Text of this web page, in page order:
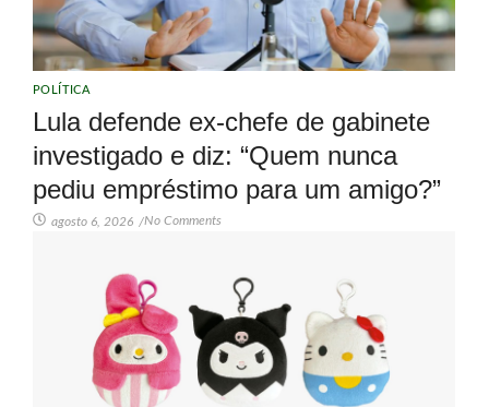
POLÍTICA
Lula defende ex-chefe de gabinete
investigado e diz: “Quem nunca
pediu empréstimo para um amigo?”
agosto 6, 2026 /No Comments